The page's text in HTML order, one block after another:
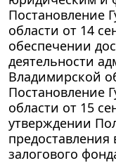
Постановление
области от 14
обеспечении
деятельности
Владимирской
Постановление
области от 15
утверждении
предоставления
залогового